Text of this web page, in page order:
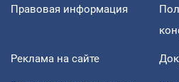
Правовая информация
Реклама на сайте